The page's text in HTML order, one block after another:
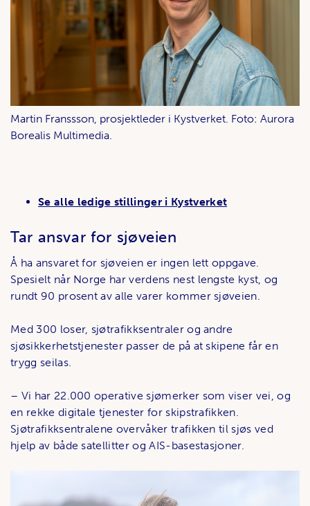
Martin Franssson, prosjektleder i Kystverket. Foto: Aurora
Borealis Multimedia.
Se alle ledige stillinger i Kystverket
Tar ansvar for sjøveien
Å ha ansvaret for sjøveien er ingen lett oppgave.
Spesielt når Norge har verdens nest lengste kyst, og
rundt 90 prosent av alle varer kommer sjøveien.
Med 300 loser, sjøtrafikksentraler og andre
sjøsikkerhetstjenester passer de på at skipene får en
trygg seilas.
– Vi har 22.000 operative sjømerker som viser vei, og
en rekke digitale tjenester for skipstrafikken.
Sjøtrafikksentralene overvåker trafikken til sjøs ved
hjelp av både satellitter og AIS-basestasjoner.